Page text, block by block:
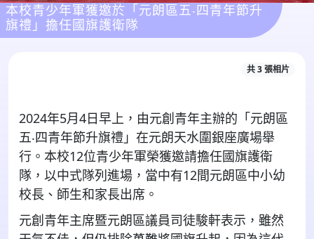
本校青少年軍獲邀於「元朗區五‧四青年節升
旗禮」擔任國旗護衛隊
共 3 張相片
2024年5月4日早上，由元創青年主辦的「元朗區
五‧四青年節升旗禮」在元朗天水圍銀座廣場舉
行。本校12位青少年軍榮獲邀請擔任國旗護衛
隊，以中式隊列進場，當中有12間元朗區中小幼
校長、師生和家長出席。
元創青年主席暨元朗區議員司徒駿軒表示，雖然